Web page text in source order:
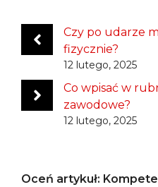
Czy po udarze
fizycznie?
12 lutego, 2025
Co wpisać w
zawodowe?
12 lutego, 2025
Oceń artykuł: